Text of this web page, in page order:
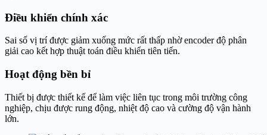
Điều khiển chính xác
Sai số vị trí được giảm xuống mức rất thấp nhờ encoder độ phân
giải cao kết hợp thuật toán điều khiển tiên tiến.
Hoạt động bền bỉ
Thiết bị được thiết kế để làm việc liên tục trong môi trường công
nghiệp, chịu được rung động, nhiệt độ cao và cường độ vận hành
lớn.